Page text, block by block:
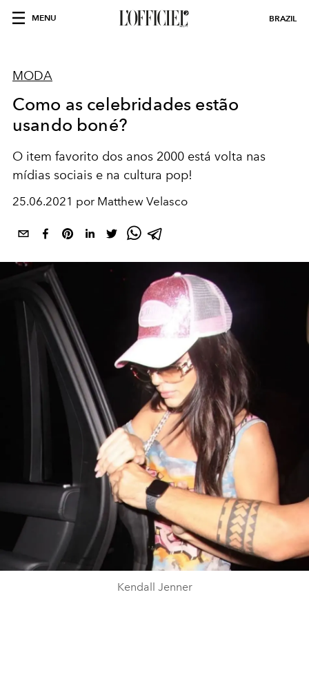
MENU BRAZIL
MODA
Como as celebridades estão
usando boné?
O item favorito dos anos 2000 está volta nas
mídias sociais e na cultura pop!
25.06.2021 por Matthew Velasco
Kendall Jenner